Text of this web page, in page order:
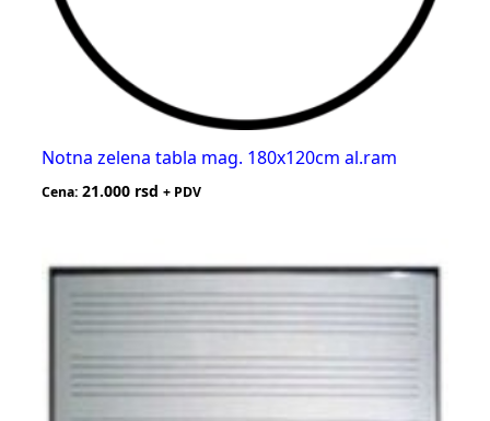
Notna zelena tabla mag. 180x120cm al.ram
Cena: 21.000 rsd + PDV